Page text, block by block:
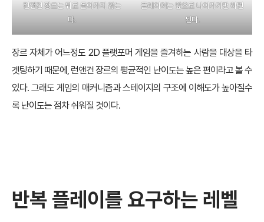
런앤건 장르는 뒤로 돌아가지 않는
다.
플레이어는 앞으로 나아가기만 하면
된다.
장르 자체가 어느정도 2D 플랫포머 게임을 즐겨하는 사람을 대상을 타
겟팅하기 때문에, 런앤건 장르의 평균적인 난이도는 높은 편이라고 볼 수
있다. 그래도 게임의 매커니즘과 스테이지의 구조에 이해도가 높아질수
록 난이도는 점차 쉬워질 것이다.
반복 플레이를 요구하는 레벨